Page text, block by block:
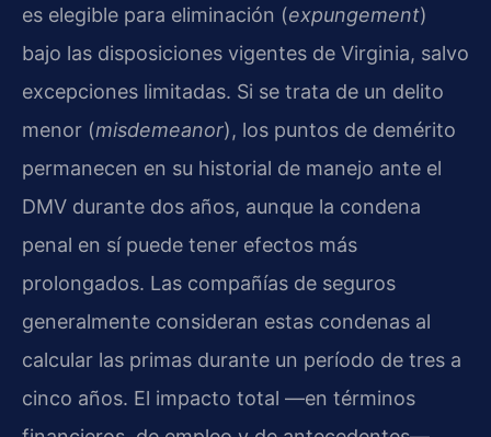
es elegible para eliminación (expungement)
bajo las disposiciones vigentes de Virginia, salvo
excepciones limitadas. Si se trata de un delito
menor (misdemeanor), los puntos de demérito
permanecen en su historial de manejo ante el
DMV durante dos años, aunque la condena
penal en sí puede tener efectos más
prolongados. Las compañías de seguros
generalmente consideran estas condenas al
calcular las primas durante un período de tres a
cinco años. El impacto total —en términos